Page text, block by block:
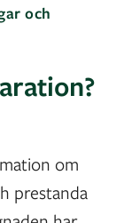
och
om
prestanda